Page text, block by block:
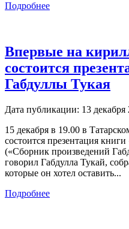
Подробнее
Впервые на
состоится
Габдуллы Тукая
Дата публикации: 13 декабря
15 декабря в 19.00 в
состоится презентация
(«Сборник произведений
говорил Габдулла Тукай,
которые он хотел оставить...
Подробнее